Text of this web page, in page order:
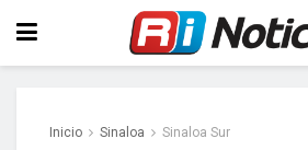
Inicio Sinaloa Sinaloa Sur